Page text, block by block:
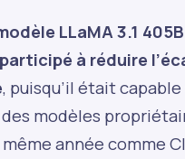
LLaMA 3.1
à réduire
, puisqu’il était
modèles
année comme